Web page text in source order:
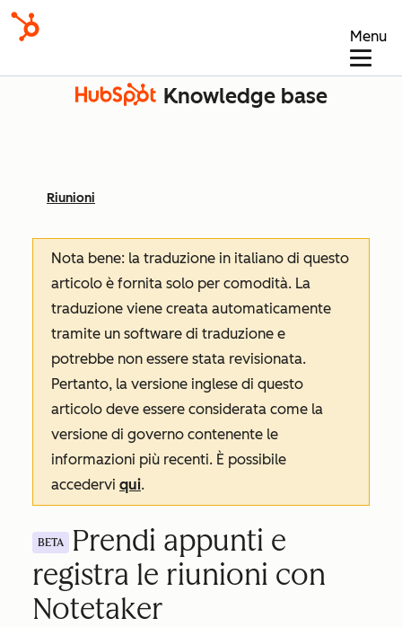
Menu
Knowledge base
Riunioni
Nota bene: la traduzione in italiano di questo
articolo è fornita solo per comodità. La
traduzione viene creata automaticamente
tramite un software di traduzione e
potrebbe non essere stata revisionata.
Pertanto, la versione inglese di questo
articolo deve essere considerata come la
versione di governo contenente le
informazioni più recenti. È possibile
accedervi qui.
BETA
Prendi appunti e
registra le riunioni con
Notetaker